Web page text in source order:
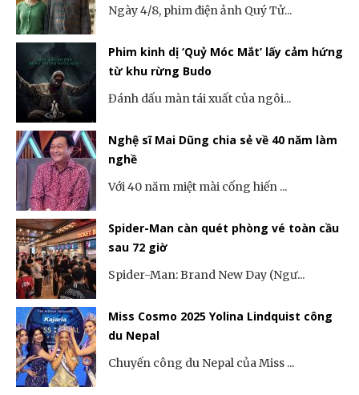
Ngày 4/8, phim điện ảnh Quý Tử...
Phim kinh dị ‘Quỷ Móc Mắt’ lấy cảm hứng
từ khu rừng Budo
Đánh dấu màn tái xuất của ngôi...
Nghệ sĩ Mai Dũng chia sẻ về 40 năm làm
nghề
Với 40 năm miệt mài cống hiến ...
Spider-Man càn quét phòng vé toàn cầu
sau 72 giờ
Spider-Man: Brand New Day (Ngư...
Miss Cosmo 2025 Yolina Lindquist công
du Nepal
Chuyến công du Nepal của Miss ...